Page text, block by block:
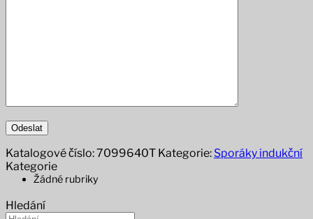
Katalogové číslo:7099640T Kategorie: Sporáky indukční
Kategorie
Žádné rubriky
Hledání